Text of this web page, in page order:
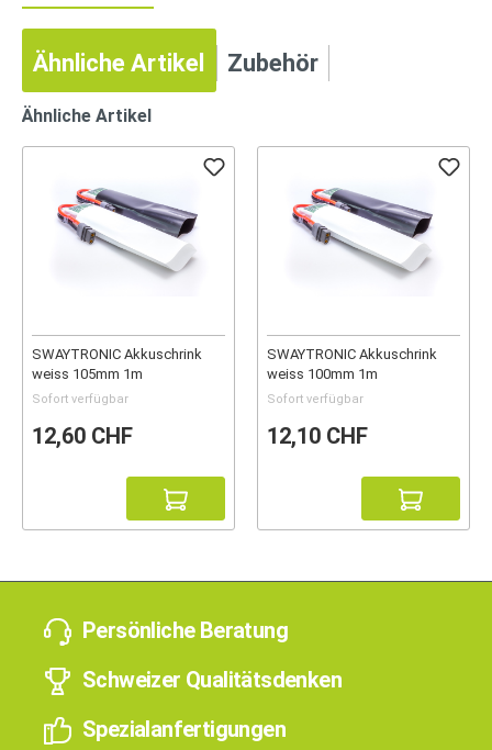
Ähnliche Artikel Zubehör
Ähnliche Artikel
SWAYTRONIC Akkuschrink
weiss 105mm 1m
Sofort verfügbar
12,60 CHF
SWAYTRONIC Akkuschrink
weiss 100mm 1m
Sofort verfügbar
12,10 CHF
Persönliche Beratung
Schweizer Qualitätsdenken
Spezialanfertigungen